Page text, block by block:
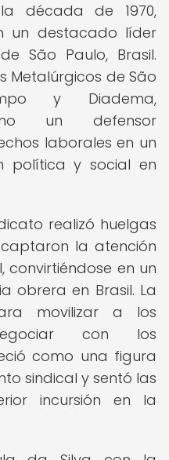
década de 1970,
un destacado líder
São Paulo, Brasil.
Metalúrgicos de São
y Diadema,
un defensor
laborales en un
política y social en
realizó huelgas
la atención
convirtiéndose en un
obrera en Brasil. La
movilizar a los
con los
como una figura
sindical y sentó las
incursión en la